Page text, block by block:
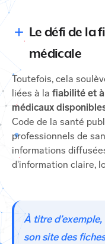
Le défi de la
médicale
Toutefois, cela
liées à la fiabilité et
médicaux
Code de la santé
professionnels de
informations
d'information claire,
À titre
son site des